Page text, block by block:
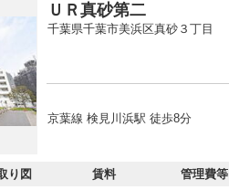
ＵＲ真砂第二
千葉県千葉市美浜区真砂３丁目
京葉線 検見川浜駅 徒歩8分
り図 賃料 管理費等